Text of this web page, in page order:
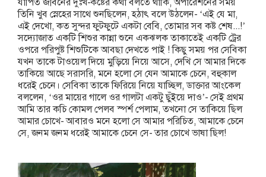
তিনি খুব স্নেহের সাথে শুনছিলেন, হঠাৎ বলে উঠলেন- ‘এই যে মা,
এই দেখো, কত সুন্দর ফুটফুটে একটা বেবি, তোমার সব কষ্ট শেষ...!’
সদ্যোজাত একটি শিশুর কান্না শুনে একঝলক তাকাতেই একটি ট্রের
ওপরে পরিপুষ্ট শিশুটিকে আবছা দেখতে পাই ! কিছু সময় পর সেবিকা
যখন তাকে টাওয়েল দিয়ে মুড়িয়ে নিয়ে আসে, দেখি সে আমার দিকে
তাকিয়ে আছে সরাসরি, মনে হলো সে যেন আমাকে চেনে, বহুকাল
ধরেই চেনে। সেবিকা তাকে ফিরিয়ে নিয়ে যাচ্ছিল, ডাক্তার আংকেল
বললেন, ‘ওর মায়ের গালে ওর গালটা একটু ছুঁইয়ে দাও’- সেই প্রথম
আমি তার কচি কোমল পেলব স্পর্শ পেলাম, তখনো সে তাকিয়ে ছিল
আমার চোখে- আবারও মনে হলো সে আমার পরিচিত, আমাকে চেনে
সে, জনম জনম ধরেই আমাকে চেনে সে- তার চোখে ভাষা ছিল!